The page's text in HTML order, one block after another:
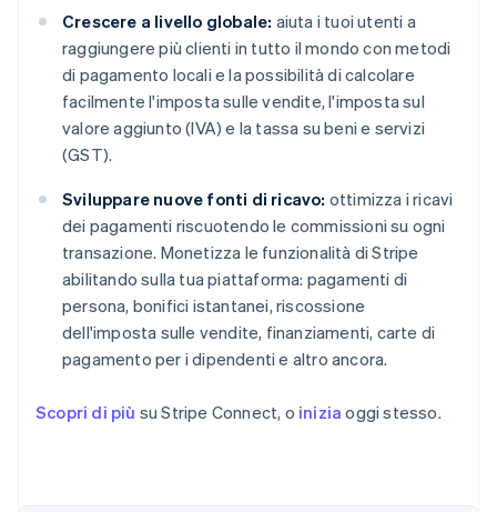
Crescere a livello globale: aiuta i tuoi utenti a
raggiungere più clienti in tutto il mondo con metodi
di pagamento locali e la possibilità di calcolare
facilmente l'imposta sulle vendite, l'imposta sul
valore aggiunto (IVA) e la tassa su beni e servizi
(GST).
Sviluppare nuove fonti di ricavo: ottimizza i ricavi
dei pagamenti riscuotendo le commissioni su ogni
transazione. Monetizza le funzionalità di Stripe
abilitando sulla tua piattaforma: pagamenti di
persona, bonifici istantanei, riscossione
dell'imposta sulle vendite, finanziamenti, carte di
pagamento per i dipendenti e altro ancora.
Scopri di più su Stripe Connect, o inizia oggi stesso.
Austria